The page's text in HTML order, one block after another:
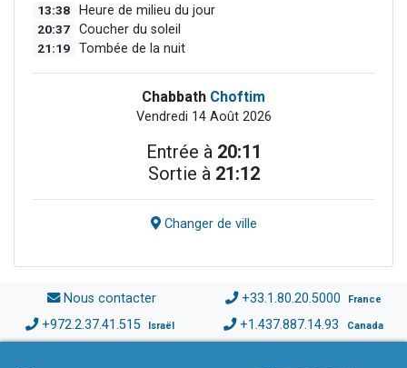
13:38 Heure de milieu du jour
20:37 Coucher du soleil
21:19 Tombée de la nuit
Chabbath Choftim
Vendredi 14 Août 2026
Entrée à 20:11
Sortie à 21:12
Changer de ville
Nous contacter +33.1.80.20.5000 France
+972.2.37.41.515 Israël +1.437.887.14.93 Canada